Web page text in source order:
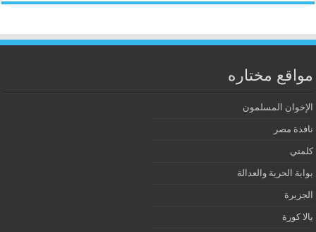
مواقع مختاره
الإخوان المسلمون
نافذة مصر
كلمتي
بوابة الحرية والعدالة
الجزيرة
يالا كورة